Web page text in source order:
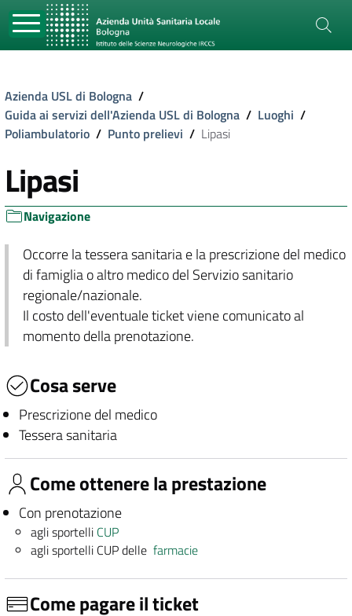
Azienda USL di Bologna /
Guida ai servizi dell'Azienda USL di Bologna / Luoghi /
Poliambulatorio / Punto prelievi / Lipasi
Lipasi
Navigazione
Occorre la tessera sanitaria e la prescrizione del medico
di famiglia o altro medico del Servizio sanitario
regionale/nazionale.
Il costo dell'eventuale ticket viene comunicato al
momento della prenotazione.
Cosa serve
Prescrizione del medico
Tessera sanitaria
Come ottenere la prestazione
Con prenotazione
agli sportelli CUP
agli sportelli CUP dellefarmacie
Come pagare il ticket